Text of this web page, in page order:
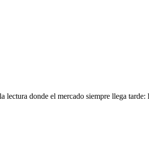
donde el mercado siempre llega tarde: